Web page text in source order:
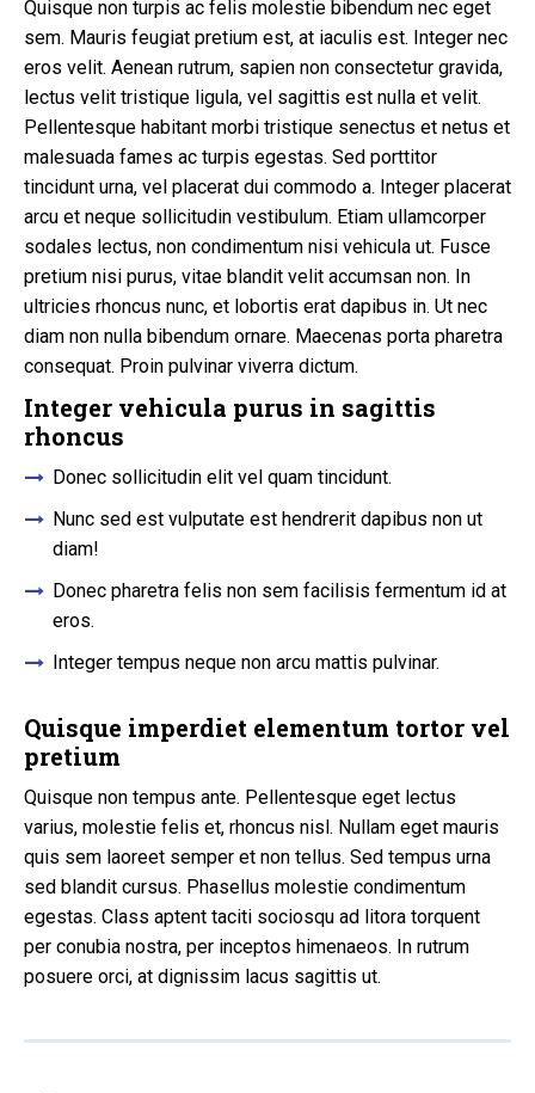
Quisque non turpis ac felis molestie bibendum nec eget
sem. Mauris feugiat pretium est, at iaculis est. Integer nec
eros velit. Aenean rutrum, sapien non consectetur gravida,
lectus velit tristique ligula, vel sagittis est nulla et velit.
Pellentesque habitant morbi tristique senectus et netus et
malesuada fames ac turpis egestas. Sed porttitor
tincidunt urna, vel placerat dui commodo a. Integer placerat
arcu et neque sollicitudin vestibulum. Etiam ullamcorper
sodales lectus, non condimentum nisi vehicula ut. Fusce
pretium nisi purus, vitae blandit velit accumsan non. In
ultricies rhoncus nunc, et lobortis erat dapibus in. Ut nec
diam non nulla bibendum ornare. Maecenas porta pharetra
consequat. Proin pulvinar viverra dictum.
Integer vehicula purus in sagittis
rhoncus
Donec sollicitudin elit vel quam tincidunt.
Nunc sed est vulputate est hendrerit dapibus non ut
diam!
Donec pharetra felis non sem facilisis fermentum id at
eros.
Integer tempus neque non arcu mattis pulvinar.
Quisque imperdiet elementum tortor vel
pretium
Quisque non tempus ante. Pellentesque eget lectus
varius, molestie felis et, rhoncus nisl. Nullam eget mauris
quis sem laoreet semper et non tellus. Sed tempus urna
sed blandit cursus. Phasellus molestie condimentum
egestas. Class aptent taciti sociosqu ad litora torquent
per conubia nostra, per inceptos himenaeos. In rutrum
posuere orci, at dignissim lacus sagittis ut.